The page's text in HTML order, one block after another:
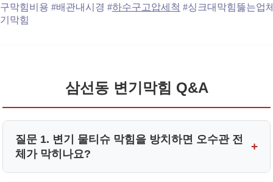
막힘비용 #배관내시경 #하수구고압세척 #싱크대막힘뚫는업
막힘
삼선동 변기막힘 Q&A
질문 1. 변기 물티슈 막힘을 방치하면 오수관 전
체가 막히나요?
+